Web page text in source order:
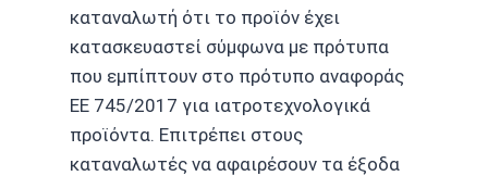
καταναλωτή ότι το προϊόν έχει
κατασκευαστεί σύμφωνα με πρότυπα
που εμπίπτουν στο πρότυπο αναφοράς
ΕΕ 745/2017 για ιατροτεχνολογικά
προϊόντα. Επιτρέπει στους
καταναλωτές να αφαιρέσουν τα έξοδα